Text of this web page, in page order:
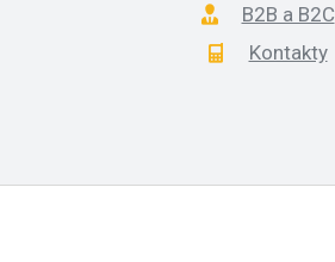
B2B a B2C
Kontakty